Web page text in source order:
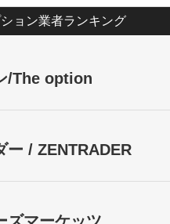
ョン業者ランキング
/The option
ー / ZENTRADER